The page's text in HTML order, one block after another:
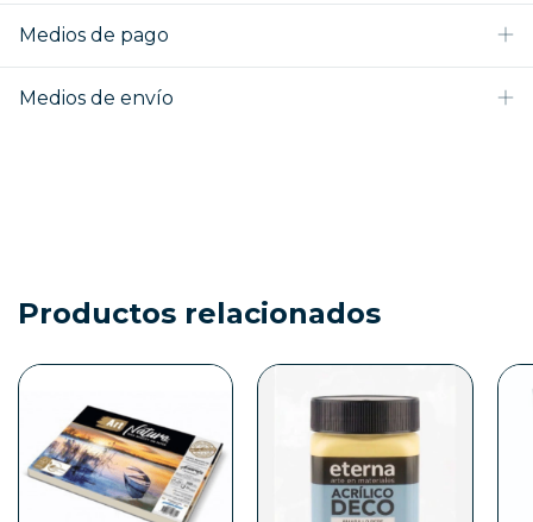
Medios de pago
Medios de envío
Productos relacionados